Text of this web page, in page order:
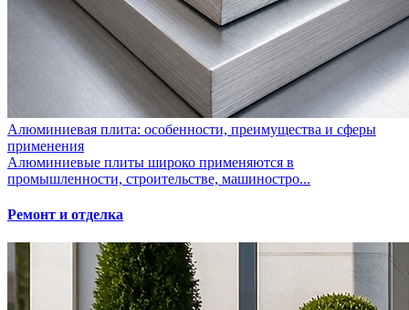
Алюминиевая плита: особенности, преимущества и сферы
применения
Алюминиевые плиты широко применяются в
промышленности, строительстве, машиностро...
Ремонт и отделка